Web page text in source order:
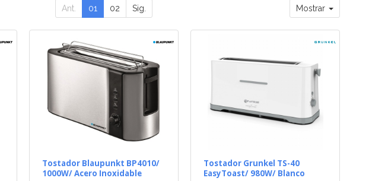
Ant. 01 02 Sig. Mostrar
Tostador Blaupunkt BP4010/
1000W/ Acero Inoxidable
Tostador Grunkel TS-40
EasyToast/ 980W/ Blanco